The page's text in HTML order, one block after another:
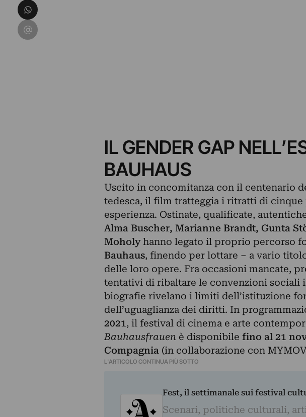
IL GENDER GAP
BAUHAUS
Uscito in concomitanza con il centenario
tedesca, il film tratteggia i ritratti di
esperienza. Ostinate, qualificate,
Alma Buscher, Marianne Brandt, Gunta
Moholyhanno legato il proprio percorso
Bauhaus, finendo per lottare – a vario
delle loro opere. Fra occasioni mancate,
tentativi di ribaltare le convenzioni sociali
biografie rivelano i limiti dell’istituzione
dell’uguaglianza dei diritti. In
2021, il festival di cinema e arte
Bauhausfrauen è disponibile fino al 21
Compagnia(in collaborazione con
L'ARTICOLO CONTINUA PIÙ SOTTO
Fest, il settimanale sui festival
Scenari, politiche culturali,
Condividi su WhatsApp
Condividi su Email